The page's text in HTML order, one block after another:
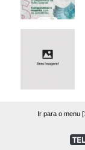
Ir para o menu